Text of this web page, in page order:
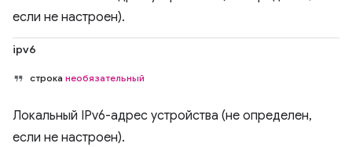
если не настроен).
ipv6
строка необязательный
Локальный IPv6-адрес устройства (не определен,
если не настроен).